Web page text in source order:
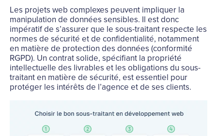
Les projets web complexes peuvent impliquer la
manipulation de données sensibles. Il est donc
impératif de s’assurer que le sous-traitant respecte les
normes de sécurité et de confidentialité, notamment
en matière de protection des données (conformité
RGPD). Un contrat solide, spécifiant la propriété
intellectuelle des livrables et les obligations du sous-
traitant en matière de sécurité, est essentiel pour
protéger les intérêts de l’agence et de ses clients.